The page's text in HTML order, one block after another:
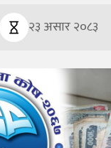
२३ असार २०८३